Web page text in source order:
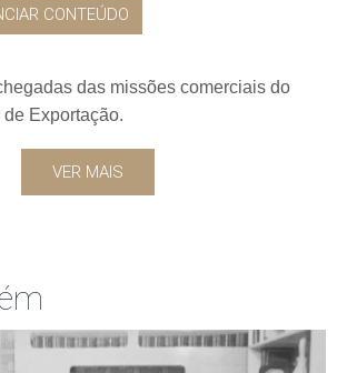
CONTEÚDO
das missões comerciais do
Exportação.
VER MAIS